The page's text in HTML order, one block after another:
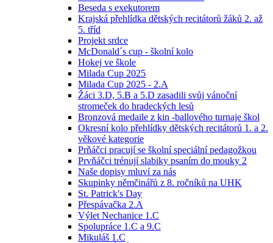
Beseda s exekutorem
Krajská přehlídka dětských recitátorů žáků 2. až
5. tříd
Projekt srdce
McDonald´s cup - školní kolo
Hokej ve škole
Milada Cup 2025
Milada Cup 2025 - 2.A
Žáci 3.D, 5.B a 5.D zasadili svůj vánoční
stromeček do hradeckých lesů
Bronzová medaile z kin -ballového turnaje škol
Okresní kolo přehlídky dětských recitátorů 1. a 2.
věkové kategorie
Prňáčci pracují se školní speciální pedagožkou
Prvňáčci trénují slabiky psaním do mouky 2
Naše dopisy mluví za nás
Skupinky němčinářů z 8. ročníků na UHK
St. Patrick's Day
Přespávačka 2.A
Výlet Nechanice 1.C
Spolupráce 1.C a 9.C
Mikuláš 1.C